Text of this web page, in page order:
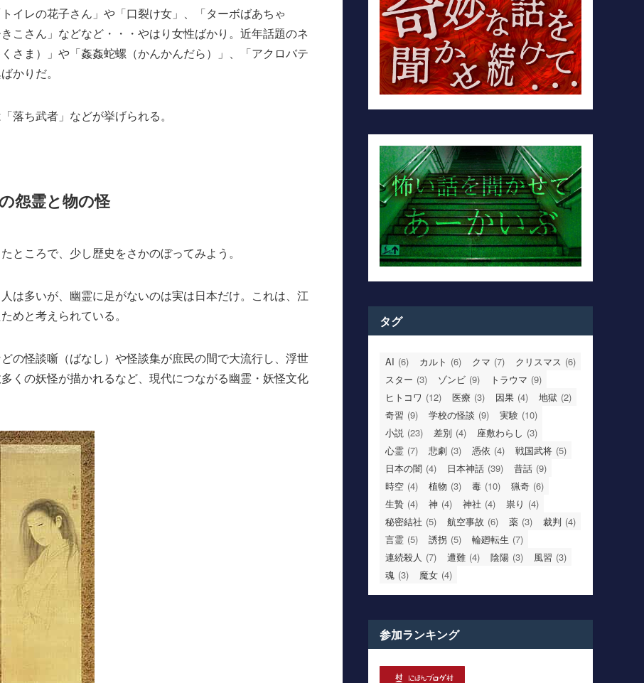
イレの花子さん」や「口裂け女」、「ターボばあちゃ
こさん」などなど・・・やはり女性ばかり。近年話題のネ
さま）」や「姦姦蛇螺（かんかんだら）」、「アクロバテ
かりだ。
落ち武者」などが挙げられる。
怨霊と物の怪
ところで、少し歴史をさかのぼってみよう。
は多いが、幽霊に足がないのは実は日本だけ。これは、江
めと考えられている。
の怪談噺（ばなし）や怪談集が庶民の間で大流行し、浮世
くの妖怪が描かれるなど、現代につながる幽霊・妖怪文化
タグ
AI (6) カルト (6) クマ (7) クリスマス (6)
スター (3) ゾンビ (9) トラウマ (9)
ヒトコワ (12) 医療 (3) 因果 (4) 地獄 (2)
奇習 (9) 学校の怪談 (9) 実験 (10)
小説 (23) 差別 (4) 座敷わらし (3)
心霊 (7) 悲劇 (3) 憑依 (4) 戦国武将 (5)
日本の闇 (4) 日本神話 (39) 昔話 (9)
時空 (4) 植物 (3) 毒 (10) 猟奇 (6)
生贄 (4) 神 (4) 神社 (4) 祟り (4)
秘密結社 (5) 航空事故 (6) 薬 (3) 裁判 (4)
言霊 (5) 誘拐 (5) 輪廻転生 (7)
連続殺人 (7) 遭難 (4) 陰陽 (3) 風習 (3)
魂 (3) 魔女 (4)
参加ランキング